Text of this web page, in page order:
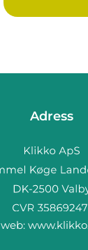
Adress
web: